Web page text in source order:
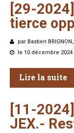
[29-
tierce
par Bastien
le 10 décembre 2024
Lire la suite
[11-
JEX.-